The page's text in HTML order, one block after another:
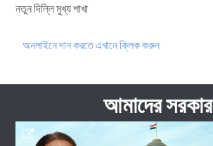
নতুন দিল্লি মুখ্য শাখা
অনলাইনে দান করতে এখানে ক্লিক করুন
আমাদের সরকার